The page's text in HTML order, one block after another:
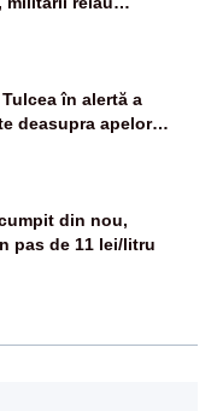
în alertă a
deasupra apelor
două F-16
din nou,
pas de 11 lei/litru